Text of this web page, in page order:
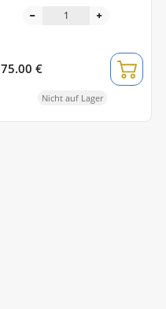
Europäischen Union
75.00 €
Nicht auf Lager